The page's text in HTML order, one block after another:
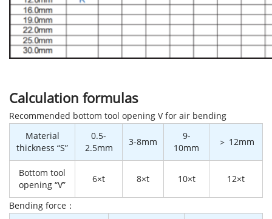
Calculation formulas
Recommended bottom tool opening V for air bending
Material
thickness “S”
0.5-
2.5mm
3-8mm
9-
10mm
＞ 12mm
Bottom tool
opening “V”
6×t 8×t 10×t 12×t
Bending force：